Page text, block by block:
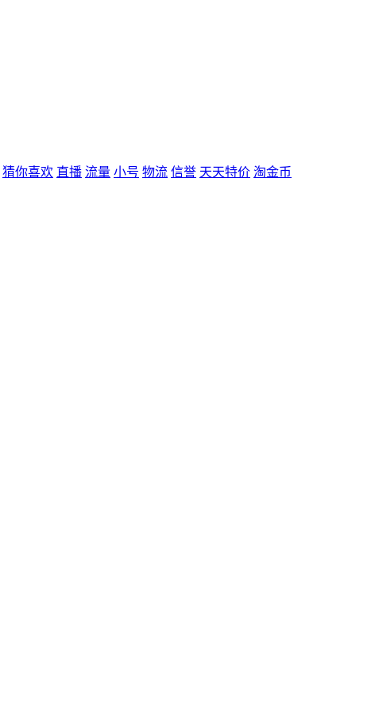
猜你喜欢 直播 流量 小号 物流 信誉 天天特价 淘金币